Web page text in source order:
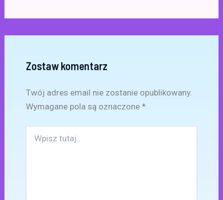
Zostaw komentarz
Twój adres email nie zostanie opublikowany.
Wymagane pola są oznaczone *
tutaj..